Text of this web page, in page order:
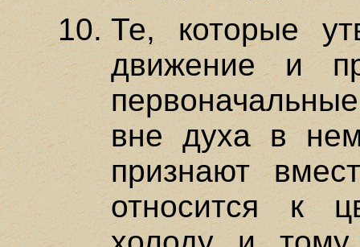
Те, которые
движение и
вне духа в
признают
относится к